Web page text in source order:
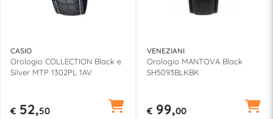
CASIO
Orologio COLLECTION Black e
Silver MTP 1302PL 1AV
€ 52,50
VENEZIANI
Orologio MANTOVA Black
SH5093BLKBK
€ 99,00